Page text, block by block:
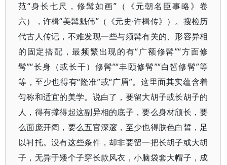
范“身长七尺，修髯如画”（《元朝名臣事略》卷
六），许楫“美髯魁伟”（《元史·许楫传》）。搜检历
代古人传记，不难发现一些与须髯有关的、形容异相
的固定搭配，最频繁出现的有“广额修髯”“方面修
髯”“长身（或长干）修髯”“丰颐修髯”“白皙修髯”等
等，至少也得有“隆准”或“广眉”。这里面其实蕴含着
匀称和适宜的美学。说白了，要留大胡子或长胡子的
人，得有撑得起这副异相的底子，要么身材颀长，要
么面庞开阔，要么五官深邃，至少也得肤色白皙，足
以衬托。没有这些条件，却非要留一把长胡子或大胡
子，无异于矮个子穿长款风衣，小脑袋套大帽子，成